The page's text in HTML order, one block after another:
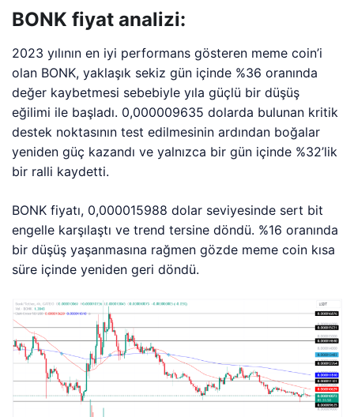
BONK fiyat analizi:
2023 yılının en iyi performans gösteren meme coin’i
olan BONK, yaklaşık sekiz gün içinde %36 oranında
değer kaybetmesi sebebiyle yıla güçlü bir düşüş
eğilimi ile başladı. 0,000009635 dolarda bulunan kritik
destek noktasının test edilmesinin ardından boğalar
yeniden güç kazandı ve yalnızca bir gün içinde %32’lik
bir ralli kaydetti.
BONK fiyatı, 0,000015988 dolar seviyesinde sert bit
engelle karşılaştı ve trend tersine döndü. %16 oranında
bir düşüş yaşanmasına rağmen gözde meme coin kısa
süre içinde yeniden geri döndü.